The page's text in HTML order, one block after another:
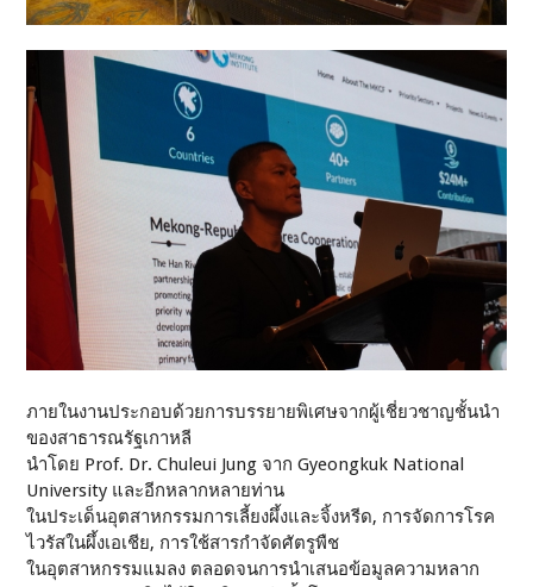
ภายในงานประกอบด้วยการบรรยายพิเศษจากผู้เชี่ยวชาญชั้นนำ
ของสาธารณรัฐเกาหลี
นำโดย Prof. Dr. Chuleui Jung จาก Gyeongkuk National
University และอีกหลากหลายท่าน
ในประเด็นอุตสาหกรรมการเลี้ยงผึ้งและจิ้งหรีด, การจัดการโรค
ไวรัสในผึ้งเอเชีย, การใช้สารกำจัดศัตรูพืช
ในอุตสาหกรรมแมลง ตลอดจนการนำเสนอข้อมูลความหลาก